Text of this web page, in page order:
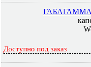
ГАБАГАММА
Доступно под заказ